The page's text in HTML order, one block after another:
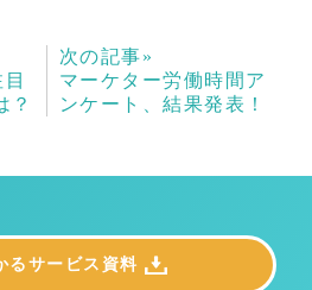
？
次の記事»
マーケター労働時間ア
ンケート、結果発表！
るサービス資料